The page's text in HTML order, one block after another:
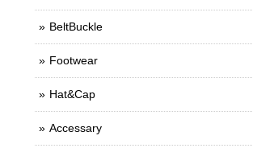
BeltBuckle
Footwear
Hat&Cap
Accessary